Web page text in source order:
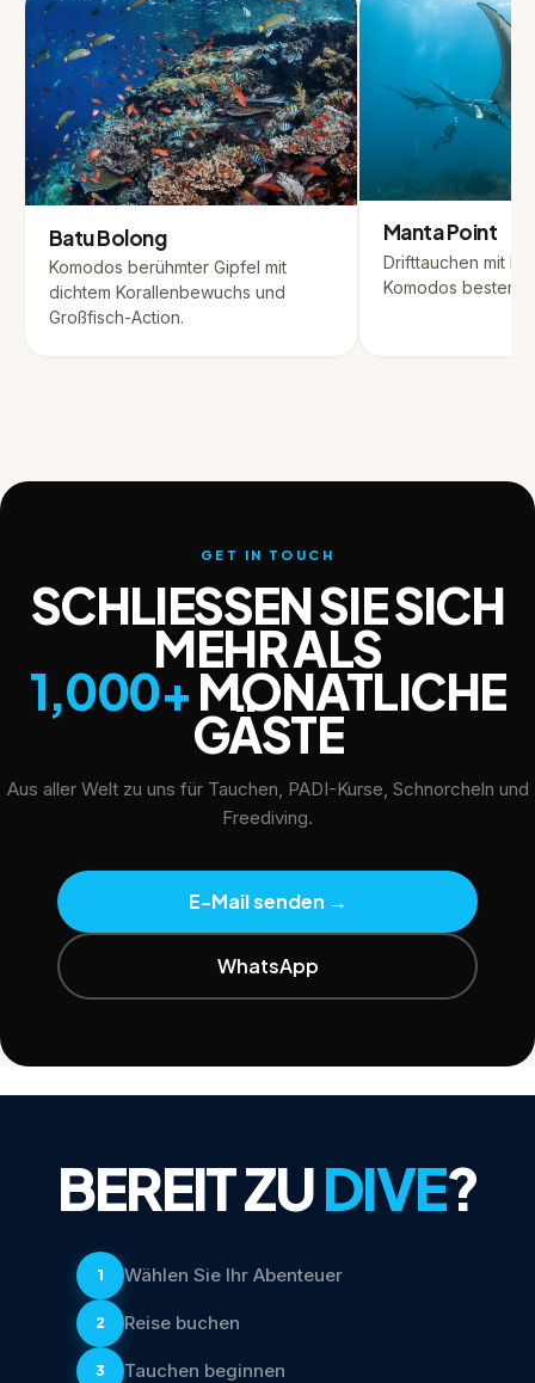
Batu Bolong
Komodos berühmter Gipfel mit
dichtem Korallenbewuchs und
Großfisch-Action.
Manta Point
Drifttauchen mit
Komodos besten
GET IN TOUCH
SCHLIESSEN SIE SICH M
EHR ALS
1,000+MONATLICHE
GÄSTE
Aus aller Welt zu uns für Tauchen, PADI-Kurse, Schnorcheln und
Freediving.
E-Mail senden →
WhatsApp
BEREIT ZUDIVE?
1 Wählen Sie Ihr Abenteuer
2 Reise buchen
3 Tauchen beginnen